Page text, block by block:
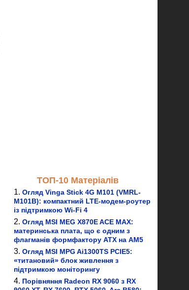
ТОП-10 Матеріалів
Огляд Vinga Stick 4G M101 (VMRL-
M101B): компактний LTE-модем-роутер
із підтримкою Wi-Fi 4
Огляд MSI MEG X870E ACE MAX:
материнська плата, що є одним з
флагманів формфактору ATX на AM5
Огляд MSI MPG Ai1300TS PCIE5:
«титановий» блок живлення з
підтримкою моніторингу
Порівняння Radeon RX 9060 з RX